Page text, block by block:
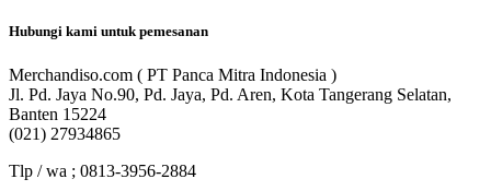
Hubungi kami untuk pemesanan
Merchandiso.com ( PT Panca Mitra Indonesia )
Jl. Pd. Jaya No.90, Pd. Jaya, Pd. Aren, Kota Tangerang Selatan,
Banten 15224
(021) 27934865
Tlp / wa ; 0813-3956-2884